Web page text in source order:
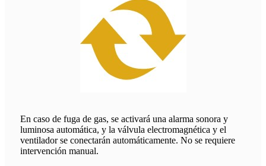
En caso de fuga de gas, se activará una alarma sonora y
luminosa automática, y la válvula electromagnética y el
ventilador se conectarán automáticamente. No se requiere
intervención manual.